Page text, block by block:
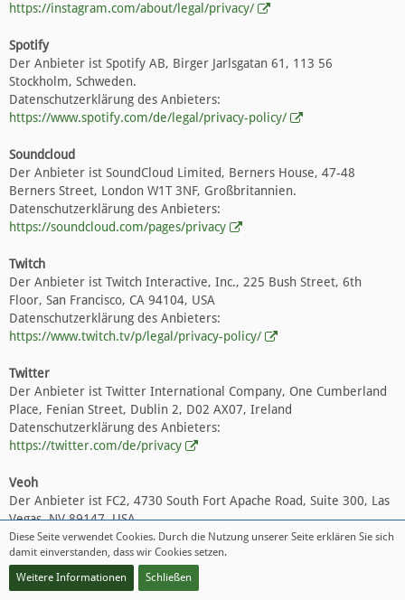
https://instagram.com/about/legal/privacy/
Spotify
Der Anbieter ist Spotify AB, Birger Jarlsgatan 61, 113 56
Stockholm, Schweden.
Datenschutzerklärung des Anbieters:
https://www.spotify.com/de/legal/privacy-policy/
Soundcloud
Der Anbieter ist SoundCloud Limited, Berners House, 47-48
Berners Street, London W1T 3NF, Großbritannien.
Datenschutzerklärung des Anbieters:
https://soundcloud.com/pages/privacy
Twitch
Der Anbieter ist Twitch Interactive, Inc., 225 Bush Street, 6th
Floor, San Francisco, CA 94104, USA
Datenschutzerklärung des Anbieters:
https://www.twitch.tv/p/legal/privacy-policy/
Twitter
Der Anbieter ist Twitter International Company, One Cumberland
Place, Fenian Street, Dublin 2, D02 AX07, Ireland
Datenschutzerklärung des Anbieters:
https://twitter.com/de/privacy
Veoh
Der Anbieter ist FC2, 4730 South Fort Apache Road, Suite 300, Las
Vegas, NV 89147, USA.
Datenschutzerklärung des Anbieters:
http://www.veoh.com/corporate/privacypolicy
Vimeo
Diese Seite verwendet Cookies. Durch die Nutzung unserer Seite erklären Sie sich
damit einverstanden, dass wir Cookies setzen.
Weitere Informationen
Schließen